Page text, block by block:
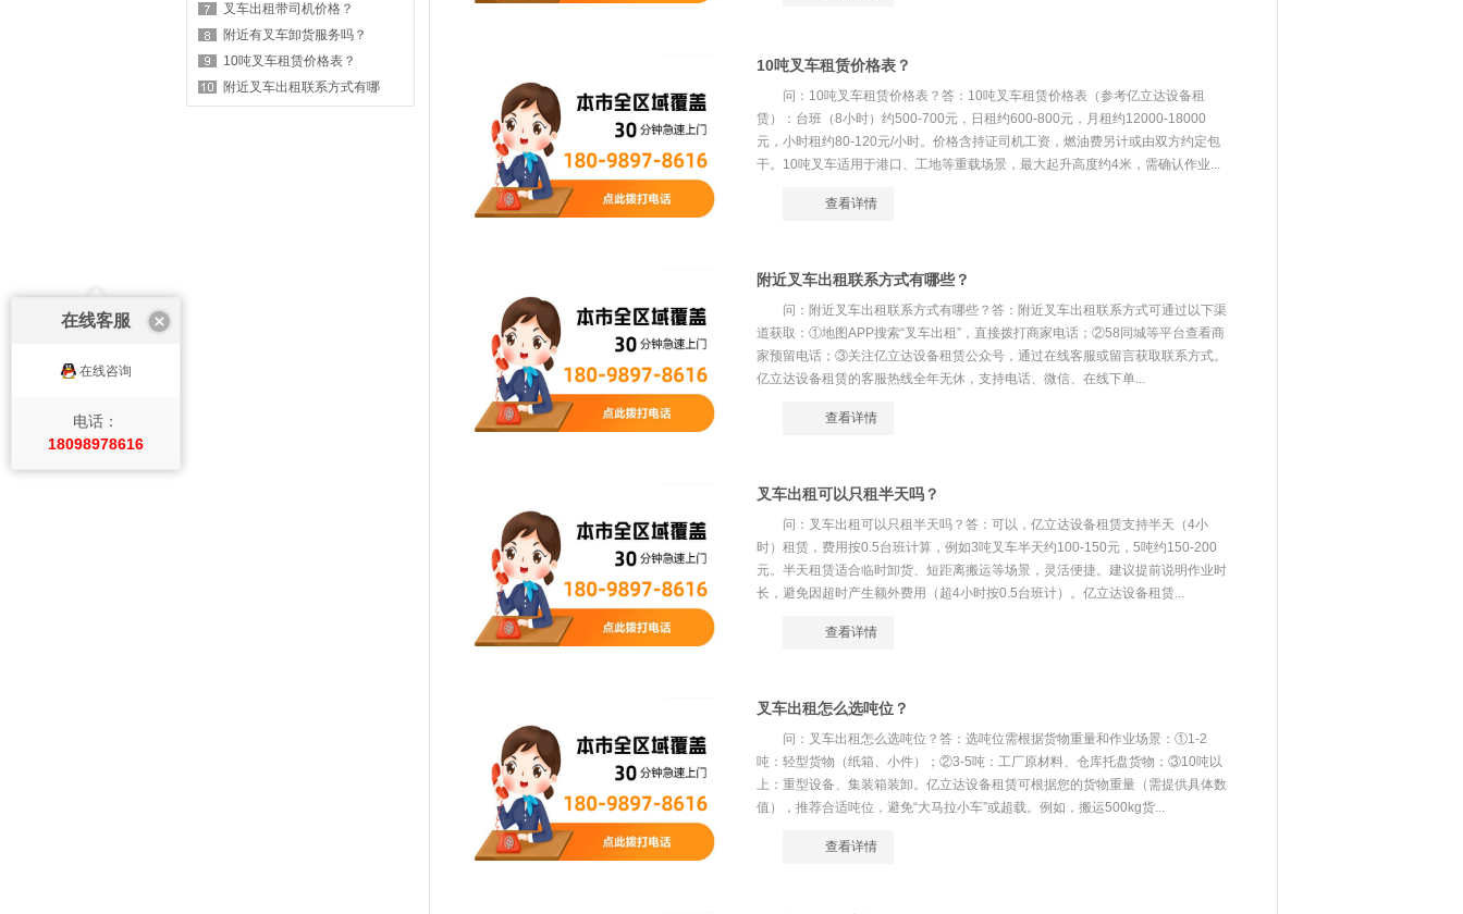
叉车出租带司机价格？
附近有叉车卸货服务吗？
10吨叉车租赁价格表？
附近叉车出租联系方式有哪
10吨叉车租赁价格表？
问：10吨叉车租赁价格表？答：10吨叉车租赁价格表（参考亿立达设备租
赁）：台班（8小时）约500-700元，日租约600-800元，月租约12000-18000
元，小时租约80-120元/小时。价格含持证司机工资，燃油费另计或由双方约定包
干。10吨叉车适用于港口、工地等重载场景，最大起升高度约4米，需确认作业...
查看详情
附近叉车出租联系方式有哪些？
问：附近叉车出租联系方式有哪些？答：附近叉车出租联系方式可通过以下渠
道获取：①地图APP搜索“叉车出租”，直接拨打商家电话；②58同城等平台查看商
家预留电话；③关注亿立达设备租赁公众号，通过在线客服或留言获取联系方式。
亿立达设备租赁的客服热线全年无休，支持电话、微信、在线下单...
查看详情
叉车出租可以只租半天吗？
问：叉车出租可以只租半天吗？答：可以，亿立达设备租赁支持半天（4小
时）租赁，费用按0.5台班计算，例如3吨叉车半天约100-150元，5吨约150-200
元。半天租赁适合临时卸货、短距离搬运等场景，灵活便捷。建议提前说明作业时
长，避免因超时产生额外费用（超4小时按0.5台班计）。亿立达设备租赁...
查看详情
叉车出租怎么选吨位？
问：叉车出租怎么选吨位？答：选吨位需根据货物重量和作业场景：①1-2
吨：轻型货物（纸箱、小件）；②3-5吨：工厂原材料、仓库托盘货物；③10吨以
上：重型设备、集装箱装卸。亿立达设备租赁可根据您的货物重量（需提供具体数
值），推荐合适吨位，避免“大马拉小车”或超载。例如，搬运500kg货...
查看详情
在线客服
在线咨询
电话：
18098978616